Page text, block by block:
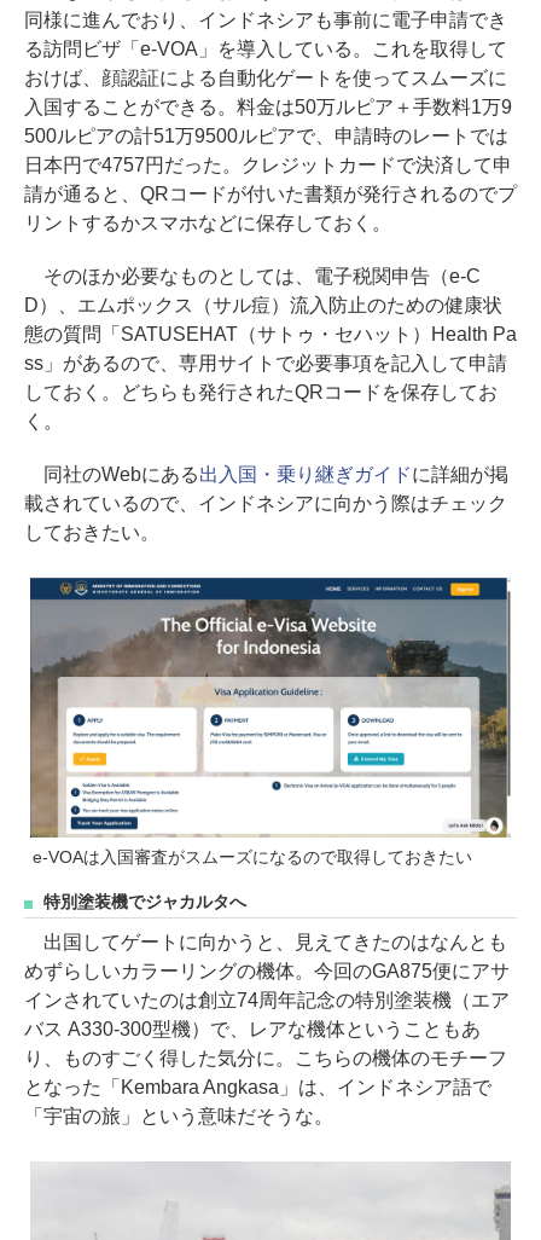
同様に進んでおり、インドネシアも事前に電子申請でき
る訪問ビザ「e-VOA」を導入している。これを取得して
おけば、顔認証による自動化ゲートを使ってスムーズに
入国することができる。料金は50万ルピア＋手数料1万9
500ルピアの計51万9500ルピアで、申請時のレートでは
日本円で4757円だった。クレジットカードで決済して申
請が通ると、QRコードが付いた書類が発行されるのでプ
リントするかスマホなどに保存しておく。
そのほか必要なものとしては、電子税関申告（e-C
D）、エムポックス（サル痘）流入防止のための健康状
態の質問「SATUSEHAT（サトゥ・セハット）Health Pa
ss」があるので、専用サイトで必要事項を記入して申請
しておく。どちらも発行されたQRコードを保存してお
く。
同社のWebにある出入国・乗り継ぎガイドに詳細が掲
載されているので、インドネシアに向かう際はチェック
しておきたい。
e-VOAは入国審査がスムーズになるので取得しておきたい
特別塗装機でジャカルタへ
出国してゲートに向かうと、見えてきたのはなんとも
めずらしいカラーリングの機体。今回のGA875便にアサ
インされていたのは創立74周年記念の特別塗装機（エア
バス A330-300型機）で、レアな機体ということもあ
り、ものすごく得した気分に。こちらの機体のモチーフ
となった「Kembara Angkasa」は、インドネシア語で
「宇宙の旅」という意味だそうな。